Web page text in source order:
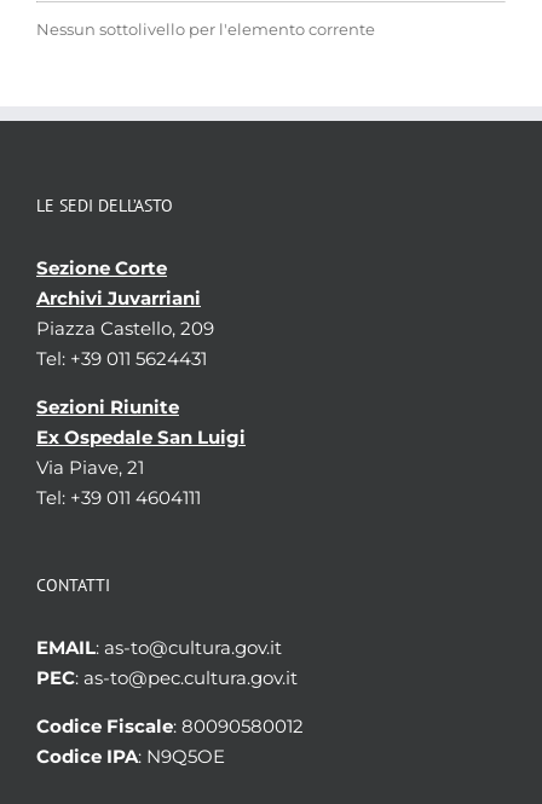
Nessun sottolivello per l'elemento corrente
LE SEDI DELL’ASTO
Sezione Corte
Archivi Juvarriani
Piazza Castello, 209
Tel: +39 011 5624431
Sezioni Riunite
Ex Ospedale San Luigi
Via Piave, 21
Tel: +39 011 4604111
CONTATTI
EMAIL: as-to@cultura.gov.it
PEC: as-to@pec.cultura.gov.it
Codice Fiscale: 80090580012
Codice IPA: N9Q5OE